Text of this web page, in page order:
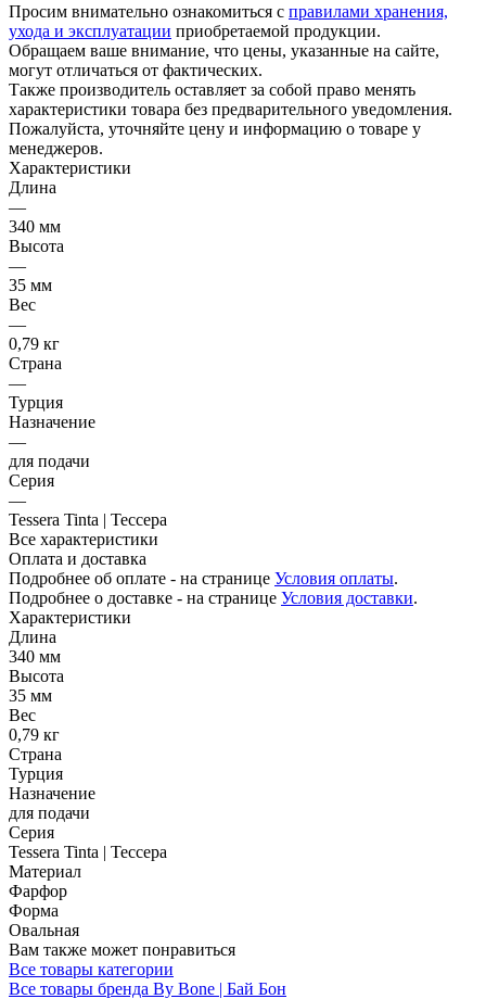
Просим внимательно ознакомиться с правилами хранения,
ухода и эксплуатации приобретаемой продукции.
Обращаем ваше внимание, что цены, указанные на сайте,
могут отличаться от фактических.
Также производитель оставляет за собой право менять
характеристики товара без предварительного уведомления.
Пожалуйста, уточняйте цену и информацию о товаре у
менеджеров.
Характеристики
Длина
—
340 мм
Высота
—
35 мм
Вес
—
0,79 кг
Страна
—
Турция
Назначение
—
для подачи
Серия
—
Tessera Tinta | Тессера
Все характеристики
Оплата и доставка
Подробнее об оплате - на странице Условия оплаты.
Подробнее о доставке - на странице Условия доставки.
Характеристики
Длина
340 мм
Высота
35 мм
Вес
0,79 кг
Страна
Турция
Назначение
для подачи
Серия
Tessera Tinta | Тессера
Материал
Фарфор
Форма
Овальная
Вам также может понравиться
Все товары категории
Все товары бренда By Bone | Бай Бон